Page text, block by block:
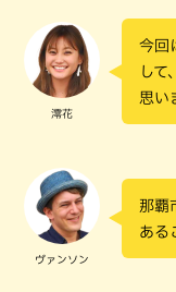
澪花
今回
して
思い
ヴァンソン
那覇
ある